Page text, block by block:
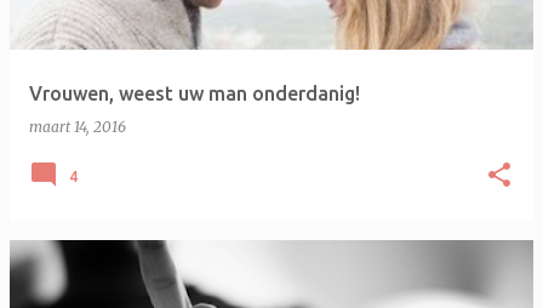
Vrouwen, weest uw man onderdanig!
maart 14, 2016
4